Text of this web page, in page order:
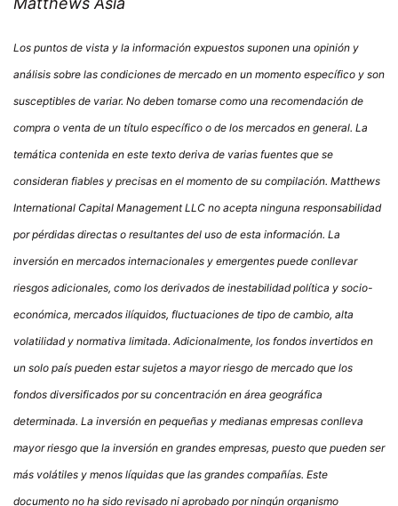
Los puntos de vista y la información expuestos suponen una opinión y
análisis sobre las condiciones de mercado en un momento específico y son
susceptibles de variar. No deben tomarse como una recomendación de
compra o venta de un título específico o de los mercados en general. La
temática contenida en este texto deriva de varias fuentes que se
consideran fiables y precisas en el momento de su compilación. Matthews
International Capital Management LLC no acepta ninguna responsabilidad
por pérdidas directas o resultantes del uso de esta información. La
inversión en mercados internacionales y emergentes puede conllevar
riesgos adicionales, como los derivados de inestabilidad política y socio-
económica, mercados ilíquidos, fluctuaciones de tipo de cambio, alta
volatilidad y normativa limitada. Adicionalmente, los fondos invertidos en
un solo país pueden estar sujetos a mayor riesgo de mercado que los
fondos diversificados por su concentración en área geográfica
determinada. La inversión en pequeñas y medianas empresas conlleva
mayor riesgo que la inversión en grandes empresas, puesto que pueden ser
más volátiles y menos líquidas que las grandes compañías. Este
documento no ha sido revisado ni aprobado por ningún organismo